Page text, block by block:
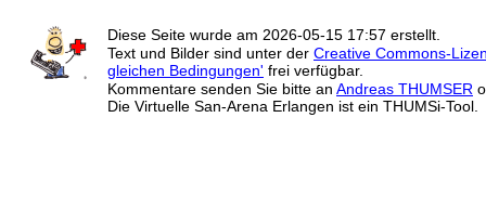
Diese Seite wurde am 2026-05-15 17:57 erstellt.
Text und Bilder sind unter der Creative Commons-
gleichen Bedingungen' frei verfügbar.
Kommentare senden Sie bitte an Andreas THUMSER
Die Virtuelle San-Arena Erlangen ist ein THUMSi-Tool.